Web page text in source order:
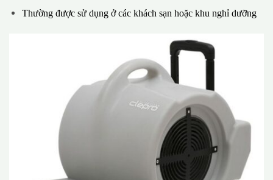
Thường được sử dụng ở các khách sạn hoặc khu nghỉ dưỡng